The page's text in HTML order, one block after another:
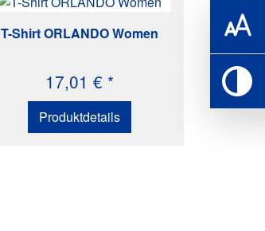
T-Shirt ORLANDO Women
17,01 € *
Produktdetails